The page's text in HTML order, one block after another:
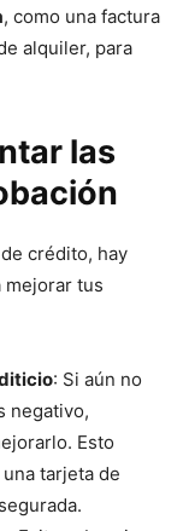
, como una factura
alquiler, para
las
crédito, hay
mejorar tus
: Si aún no
negativo,
Esto
tarjeta de